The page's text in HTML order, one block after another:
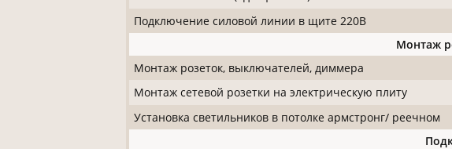
Подключение силовой линии в щите 220В
Монтаж
Монтаж розеток, выключателей, диммера
Монтаж сетевой розетки на электрическую плиту
Установка светильников в потолке армстронг/ реечном